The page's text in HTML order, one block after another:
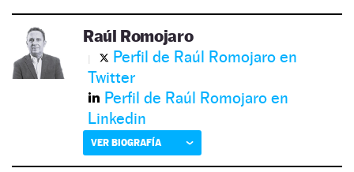
Raúl Romojaro
Perfil de Raúl Romojaro en
Twitter
Perfil de Raúl Romojaro en
Linkedin
VER BIOGRAFÍA